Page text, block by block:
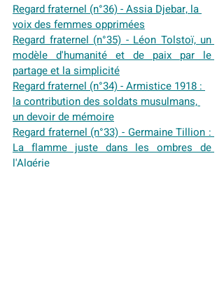
Regard fraternel (n°36) - Assia Djebar, la
voix des femmes opprimées
Regard fraternel (n°35) - Léon Tolstoï, un
modèle d'humanité et de paix par le
partage et la simplicité
Regard fraternel (n°34) - Armistice 1918 :
la contribution des soldats musulmans,
un devoir de mémoire
Regard fraternel (n°33) - Germaine Tillion :
La flamme juste dans les ombres de
l'Algérie